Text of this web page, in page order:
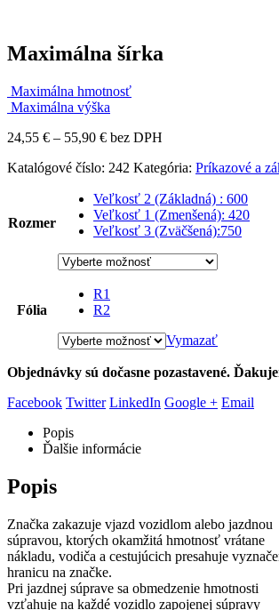
Maximálna šírka
Maximálna hmotnosť
Maximálna výška
24,55 € – 55,90 €Price
24,55 €
55,90 €
bez DPH
Katalógové číslo: 242 Kategória: Príkazové a
Rozmer
Veľkosť 2 (Základná) : 600
Veľkosť 1 (Zmenšená): 420
Veľkosť 3 (Zväčšená):750
Fólia
R1
R2
Vymazať
Objednávky sú dočasne pozastavené.
Facebook Twitter LinkedIn Google + Email
Popis
Ďalšie informácie
Popis
Značka zakazuje vjazd vozidlom alebo jazdnou
súpravou, ktorých okamžitá hmotnosť vrátane
nákladu, vodiča a cestujúcich presahuje
hranicu na značke.
Pri jazdnej súprave sa obmedzenie hmotnosti
vzťahuje na každé vozidlo zapojenej súpravy